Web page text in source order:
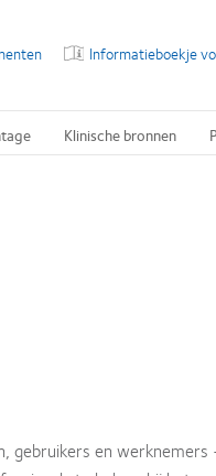
Informatieboekje
Klinische bronnen
gebruikers en